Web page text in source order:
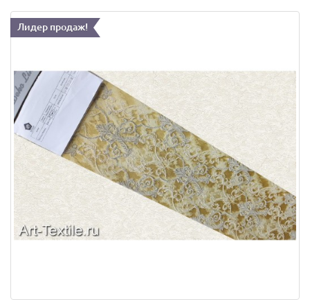
Лидер продаж!